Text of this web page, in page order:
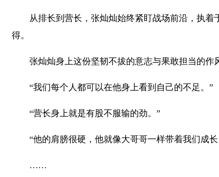
从排长到营长，张灿灿始终紧盯战场前沿，执着
得。
张灿灿身上这份坚韧不拔的意志与果敢担当的作
“我们每个人都可以在他身上看到自己的不足。”
“营长身上就是有股不服输的劲。”
“他的肩膀很硬，他就像大哥哥一样带着我们成长
……